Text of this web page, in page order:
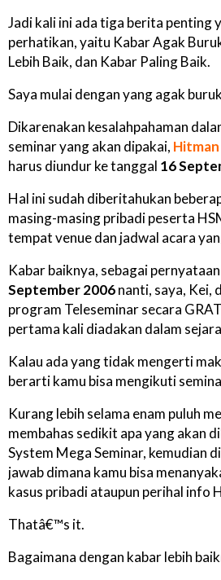
Jadi kali ini ada tiga berita penting
perhatikan, yaitu Kabar Agak
Lebih Baik, dan Kabar Paling Baik.
Saya mulai dengan yang agak
Dikarenakan kesalahpahaman
seminar yang akan dipakai,
harus diundur ke tanggal 16
Hal ini sudah diberitahukan
masing-masing pribadi peserta
tempat venue dan jadwal acara
Kabar baiknya, sebagai
September 2006nanti, saya, Kei,
program Teleseminar secara
pertama kali diadakan dalam
Kalau ada yang tidak mengerti
berarti kamu bisa mengikuti
Kurang lebih selama enam puluh
membahas sedikit apa yang akan
System Mega Seminar, kemudian
jawab dimana kamu bisa
kasus pribadi ataupun perihal info
Thatâ€™s it.
Bagaimana dengan kabar lebih